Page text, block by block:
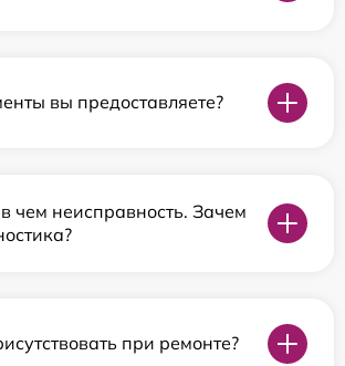
вы предоставляете?
чем неисправность. Зачем
при ремонте?